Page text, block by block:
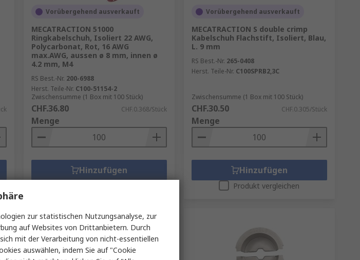
Vorübergehend ausverkauft
MECATRACTION 51000
Ringkabelschuh, Isoliert 22 AWG,
Polycarbonat, Rot, 16 AWG
max.AWG, aussen ø 8 mm, innen ø
4.2 mm, M4
RS Best.-Nr. 200-6988
Herst. Teile-Nr. C100-51154-2
Zwischensumme (1 Box mit 100 Stück)
CHF.36.80 CHF.0.368/Stück
Menge
Hinzufügen
Vorübergehend ausverkauft
MECATRACTION S double crimp
Kabelschuh Flachstift, Isoliert, Blau,
L. 9 mm
RS Best.-Nr. 265-0408
Herst. Teile-Nr. C100SPRB2,3C
Zwischensumme (1 Box mit 100 Stück)
CHF.30.50 CHF.0.305/Stück
Menge
Hinzufügen
Produkt vergleichen
zur statistischen Nutzungsanalyse, zur
auf Websites von Drittanbietern. Durch
mit der Verarbeitung von nicht-essentiellen
auswählen, indem Sie auf "Cookie